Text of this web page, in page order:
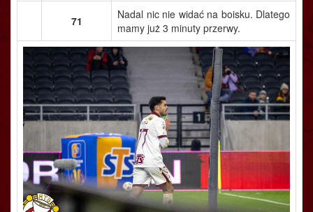
71
Nadal nic nie widać na boisku. Dlatego
mamy już 3 minuty przerwy.